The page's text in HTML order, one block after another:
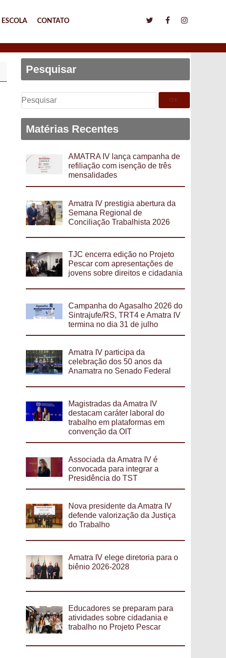
ESCOLA CONTATO
Pesquisar
Pesquisar
por:
Matérias Recentes
AMATRA IV lança campanha de
refiliação com isenção de três
mensalidades
Amatra IV prestigia abertura da
Semana Regional de
Conciliação Trabalhista 2026
TJC encerra edição no Projeto
Pescar com apresentações de
jovens sobre direitos e cidadania
Campanha do Agasalho 2026 do
Sintrajufe/RS, TRT4 e Amatra IV
termina no dia 31 de julho
Amatra IV participa da
celebração dos 50 anos da
Anamatra no Senado Federal
Magistradas da Amatra IV
destacam caráter laboral do
trabalho em plataformas em
convenção da OIT
Associada da Amatra IV é
convocada para integrar a
Presidência do TST
Nova presidente da Amatra IV
defende valorização da Justiça
do Trabalho
Amatra IV elege diretoria para o
biênio 2026-2028
Educadores se preparam para
atividades sobre cidadania e
trabalho no Projeto Pescar